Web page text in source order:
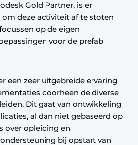
Gold Partner, is er
deze activiteit af te stoten
op de eigen
voor de prefab
een zeer uitgebreide ervaring
doorheen de diverse
Dit gaat van ontwikkeling
al dan niet gebaseerd op
over opleiding en
bij opstart van